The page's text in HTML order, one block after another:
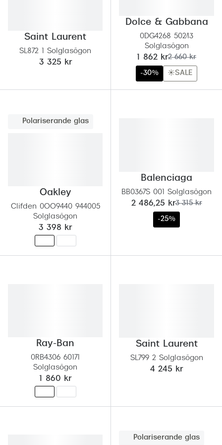
Saint Laurent
SL872 1 Solglasögon
3 325 kr
Dolce & Gabbana
0DG4268 502/13
Solglasögon
nu:
1 862 krtidigare pris:
2 660 kr
-30% ☀️SALE
Polariserande glas
Oakley
Clifden 0OO9440 944005
Solglasögon
3 398 kr
Balenciaga
BB0367S 001 Solglasögon
nu:
2 486,25 krtidigare pris:
3 315 kr
-25%
Ray-Ban
0RB4306 60171
Solglasögon
1 860 kr
Saint Laurent
SL799 2 Solglasögon
4 245 kr
Polariserande glas